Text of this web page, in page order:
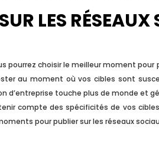
LES
pourrez choisir le meilleur moment pour
au moment où vos cibles sont
touche plus de monde et
compte des spécificités de vos
pour publier sur les réseaux